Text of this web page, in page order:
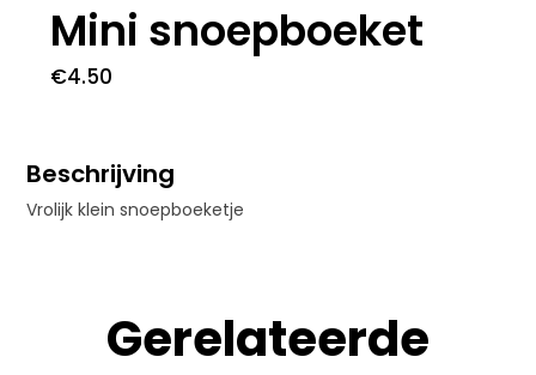
Mini snoepboeket
€4.50
Beschrijving
Vrolijk klein snoepboeketje
Gerelateerde